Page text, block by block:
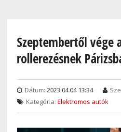
contentSzeptembertől vége
rollerezésnek
Dátum: 2023.04.04 13:34
Kategória: Elektromos autók